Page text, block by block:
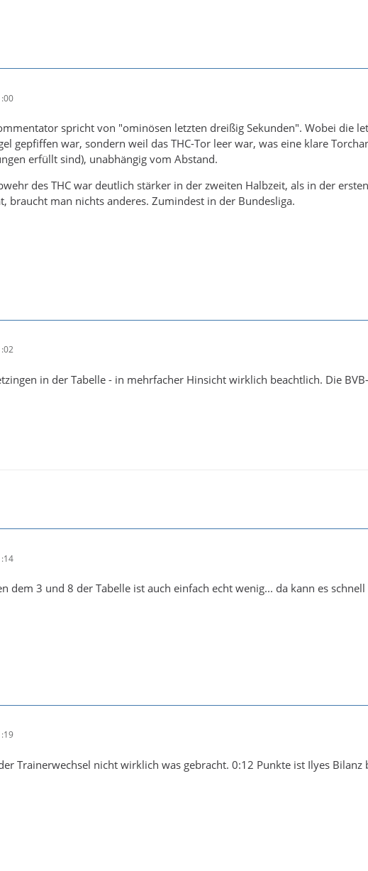
spricht von "ominösen letzten dreißig Sekunden". Wobei die
gepfiffen war, sondern weil das THC-Tor leer war, was eine klare
erfüllt sind), unabhängig vom Abstand.
des THC war deutlich stärker in der zweiten Halbzeit, als in der
braucht man nichts anderes. Zumindest in der Bundesliga.
in der Tabelle - in mehrfacher Hinsicht wirklich beachtlich. Die
dem 3 und 8 der Tabelle ist auch einfach echt wenig... da kann es
Trainerwechsel nicht wirklich was gebracht. 0:12 Punkte ist Ilyes Bilanz